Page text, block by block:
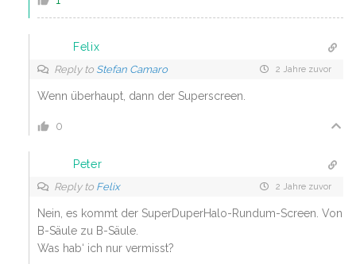
Felix
Reply to Stefan Camaro 2 Jahre zuvor
Wenn überhaupt, dann der Superscreen.
0
Peter
Reply to Felix 2 Jahre zuvor
Nein, es kommt der SuperDuperHalo-Rundum-Screen. Von
B-Säule zu B-Säule.
Was hab‘ ich nur vermisst?